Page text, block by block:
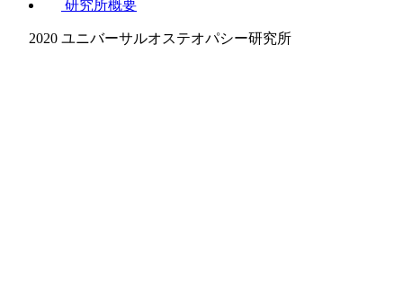
研究所概要
2020 ユニバーサルオステオパシー研究所